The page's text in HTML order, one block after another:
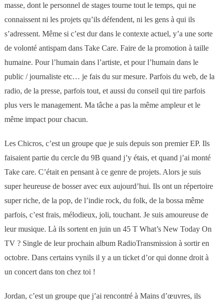
masse, dont le personnel de stages tourne tout le temps, qui ne
connaissent ni les projets qu’ils défendent, ni les gens à qui ils
s’adressent. Même si c’est dur dans le contexte actuel, y’a une sorte
de volonté antispam dans Take Care. Faire de la promotion à taille
humaine. Pour l’humain dans l’artiste, et pour l’humain dans le
public / journaliste etc… je fais du sur mesure. Parfois du web, de la
radio, de la presse, parfois tout, et aussi du conseil qui tire parfois
plus vers le management. Ma tâche a pas la même ampleur et le
même impact pour chacun.
Les Chicros, c’est un groupe que je suis depuis son premier EP. Ils
faisaient partie du cercle du 9B quand j’y étais, et quand j’ai monté
Take care. C’était en pensant à ce genre de projets. Alors je suis
super heureuse de bosser avec eux aujourd’hui. Ils ont un répertoire
super riche, de la pop, de l’indie rock, du folk, de la bossa même
parfois, c’est frais, mélodieux, joli, touchant. Je suis amoureuse de
leur musique. Là ils sortent en juin un 45 T What’s New Today On
TV ? Single de leur prochain album RadioTransmission à sortir en
octobre. Dans certains vynils il y a un ticket d’or qui donne droit à
un concert dans ton chez toi !
Jordan, c’est un groupe que j’ai rencontré à Mains d’œuvres, ils